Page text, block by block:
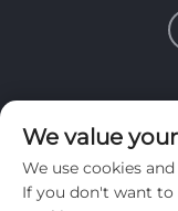
Meld je aan
We value
We use cookies
If you don't want to